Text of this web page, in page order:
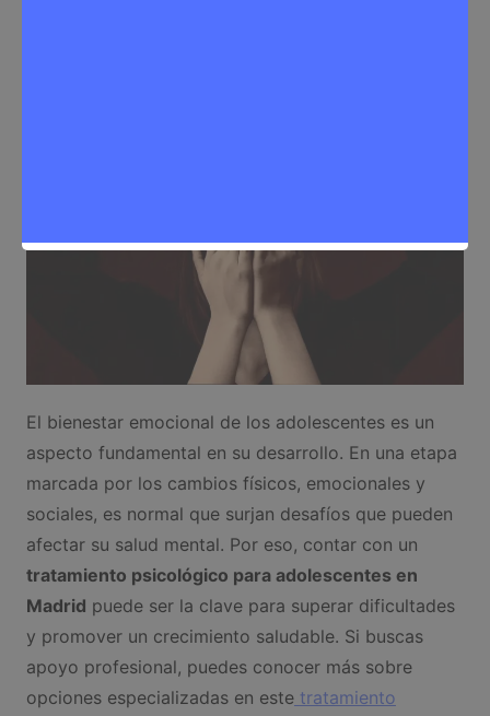
El bienestar emocional de los adolescentes es un
aspecto fundamental en su desarrollo. En una etapa
marcada por los cambios físicos, emocionales y
sociales, es normal que surjan desafíos que pueden
afectar su salud mental. Por eso, contar con un
tratamiento psicológico para adolescentes en
Madrid puede ser la clave para superar dificultades
y promover un crecimiento saludable. Si buscas
apoyo profesional, puedes conocer más sobre
opciones especializadas en este tratamiento